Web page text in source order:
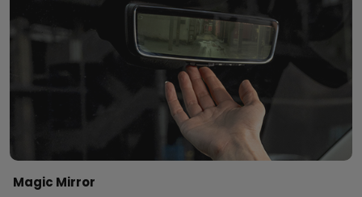
Magic Mirror